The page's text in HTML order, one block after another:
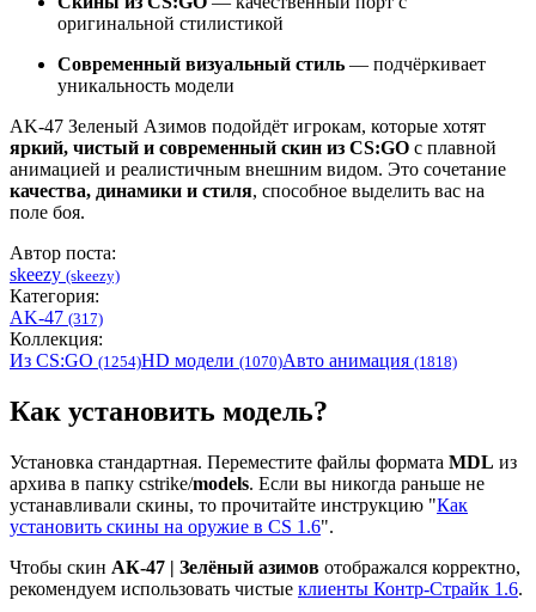
оригинальной стилистикой
Современный визуальный стиль — подчёркивает
уникальность модели
AK-47 Зеленый Азимов подойдёт игрокам, которые хотят
яркий, чистый и современный скин из CS:GO с плавной
анимацией и реалистичным внешним видом. Это сочетание
качества, динамики и стиля, способное выделить вас на
поле боя.
Автор поста:
skeezy (skeezy)
Категория:
AK-47 (317)
Коллекция:
Из CS:GO (1254)HD модели (1070)Авто анимация (1818)
Как установить модель?
Установка стандартная. Переместите файлы формата MDL из
архива в папку cstrike/models. Если вы никогда раньше не
устанавливали скины, то прочитайте инструкцию "Как
установить скины на оружие в CS 1.6".
Чтобы скин АК-47 | Зелёный азимов отображался корректно,
рекомендуем использовать чистые клиенты Контр-Страйк 1.6.